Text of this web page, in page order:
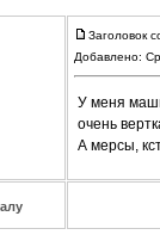
Заголовок
Добавлено:
У меня
очень
А мерсы,